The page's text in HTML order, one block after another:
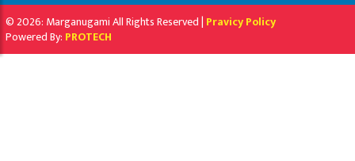
© 2026: Marganugami All Rights Reserved | Pravicy Policy
Powered By: PROTECH